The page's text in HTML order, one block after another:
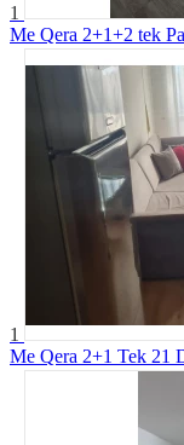
1
Me Qera 2+1+2 tek
1
Me Qera 2+1 Tek 21